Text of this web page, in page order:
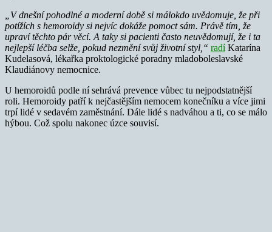
„V dnešní pohodlné a moderní době si málokdo uvědomuje, že při
potížích s hemoroidy si nejvíc dokáže pomoct sám. Právě tím, že
upraví těchto pár věcí. A taky si pacienti často neuvědomují, že i ta
nejlepší léčba selže, pokud nezmění svůj životní styl,“ radíKatarína
Kudelasová, lékařka proktologické poradny mladoboleslavské
Klaudiánovy nemocnice.
U hemoroidů podle ní sehrává prevence vůbec tu nejpodstatnější
roli. Hemoroidy patří k nejčastějším nemocem konečníku a více jimi
trpí lidé v sedavém zaměstnání. Dále lidé s nadváhou a ti, co se málo
hýbou. Což spolu nakonec úzce souvisí.